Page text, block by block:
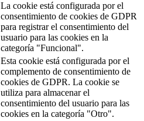
La cookie está configurada por el
consentimiento de cookies de GDPR
para registrar el consentimiento del
usuario para las cookies en la
categoría "Funcional".
Esta cookie está configurada por el
complemento de consentimiento de
cookies de GDPR. La cookie se
utiliza para almacenar el
consentimiento del usuario para las
cookies en la categoría "Otro".